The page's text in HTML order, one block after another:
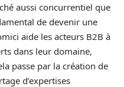
aussi concurrentiel que
de devenir une
aide les acteurs B2B à
dans leur domaine,
passe par la création de
d’expertises